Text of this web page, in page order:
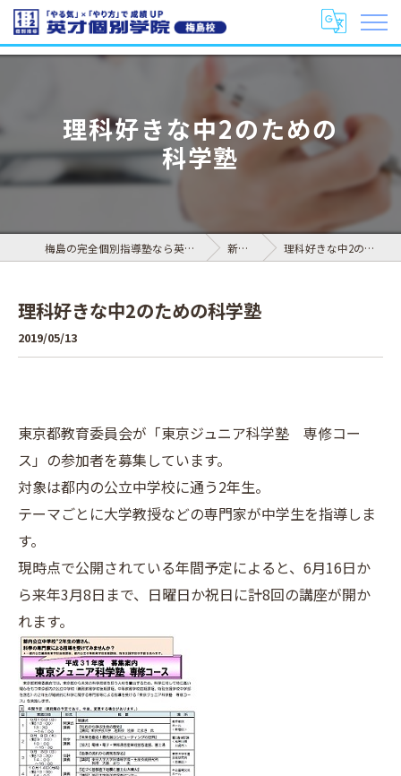
理科好きな中2のための
科学塾
梅島の完全個別指導塾なら英才個別学院 梅島校 新着情報 理科好きな中2のための科学塾
理科好きな中2のための科学塾
2019/05/13
東京都教育委員会が「東京ジュニア科学塾 専修コー
ス」の参加者を募集しています。
対象は都内の公立中学校に通う2年生。
テーマごとに大学教授などの専門家が中学生を指導しま
す。
現時点で公開されている年間予定によると、6月16日か
ら来年3月8日まで、日曜日か祝日に計8回の講座が開か
れます。